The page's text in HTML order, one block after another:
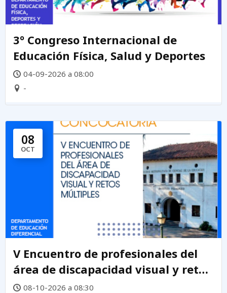
3º Congreso Internacional de
Educación Física, Salud y Deportes
04-09-2026 a 08:00
-
08
OCT
V Encuentro de profesionales del
área de discapacidad visual y retos
múltiples 2026
08-10-2026 a 08:30